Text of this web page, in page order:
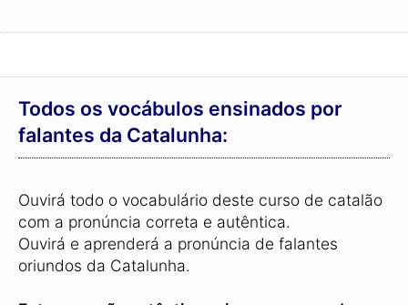
Todos os vocábulos ensinados por
falantes da Catalunha:
Ouvirá todo o vocabulário deste curso de catalão
com a pronúncia correta e autêntica.
Ouvirá e aprenderá a pronúncia de falantes
oriundos da Catalunha.